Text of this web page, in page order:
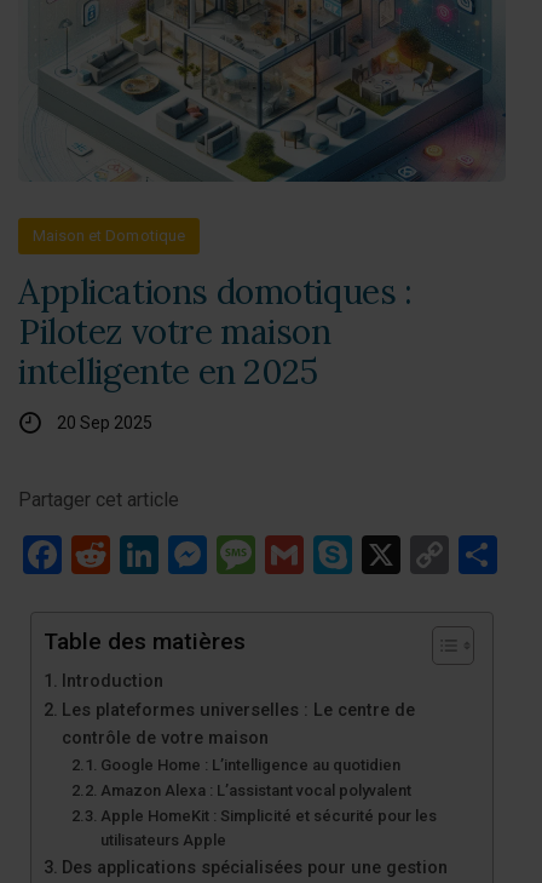
Maison et Domotique
Applications domotiques :
Pilotez votre maison
intelligente en 2025
20 Sep 2025
Partager cet article
Facebook
RedditLinkedIn
Messenger
Message
GmailSkype
X
Copy
Table des matières
Introduction
Les plateformes universelles : Le centre de
contrôle de votre maison
Google Home : L’intelligence au quotidien
Amazon Alexa : L’assistant vocal polyvalent
Apple HomeKit : Simplicité et sécurité pour les
utilisateurs Apple
Des applications spécialisées pour une gestion